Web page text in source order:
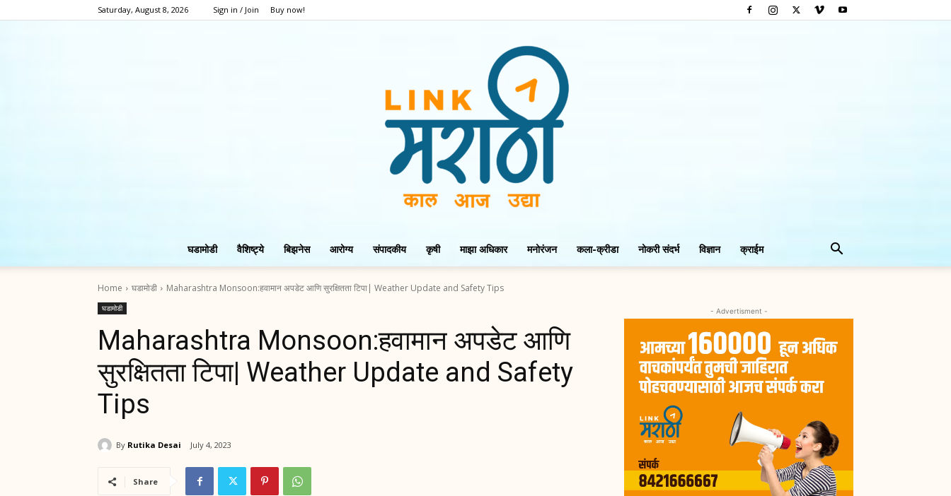
Saturday, August 8, 2026 Sign in / Join Buy now!
घडामोडी वैशिष्ट्ये बिझनेस आरोग्य संपादकीय कृषी माझा अधिकार मनोरंजन कला-क्रीडा नोकरी संदर्भ विज्ञान क्राईम
Home घडामोडी Maharashtra Monsoon:हवामान अपडेट आणि सुरक्षितता टिपा| Weather Update and Safety Tips
घडामोडी
Maharashtra Monsoon:हवामान अपडेट आणि
सुरक्षितता टिपा| Weather Update and Safety
Tips
By Rutika Desai July 4, 2023
Share
- Advertisment -